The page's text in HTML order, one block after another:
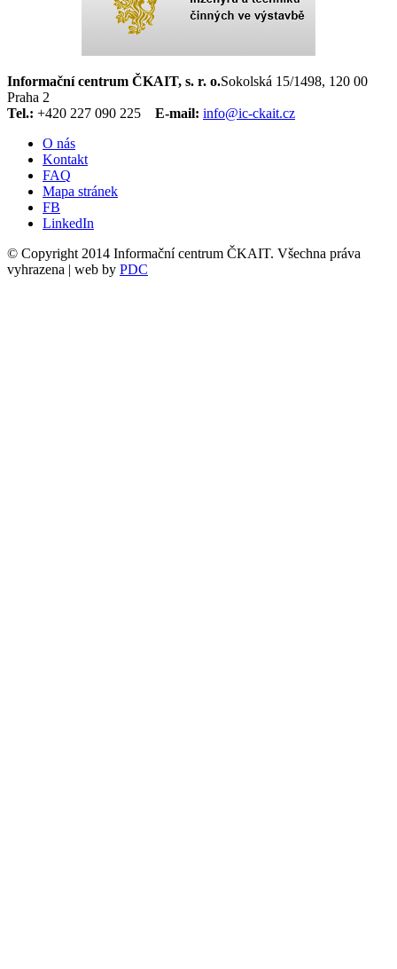
Informační centrum ČKAIT, s. r. o.Sokolská 15/1498, 120 00
Praha 2
Tel.: +420 227 090 225 E-mail: info@ic-ckait.cz
O nás
Kontakt
FAQ
Mapa stránek
FB
LinkedIn
© Copyright 2014 Informační centrum ČKAIT. Všechna práva
vyhrazena | web by PDC